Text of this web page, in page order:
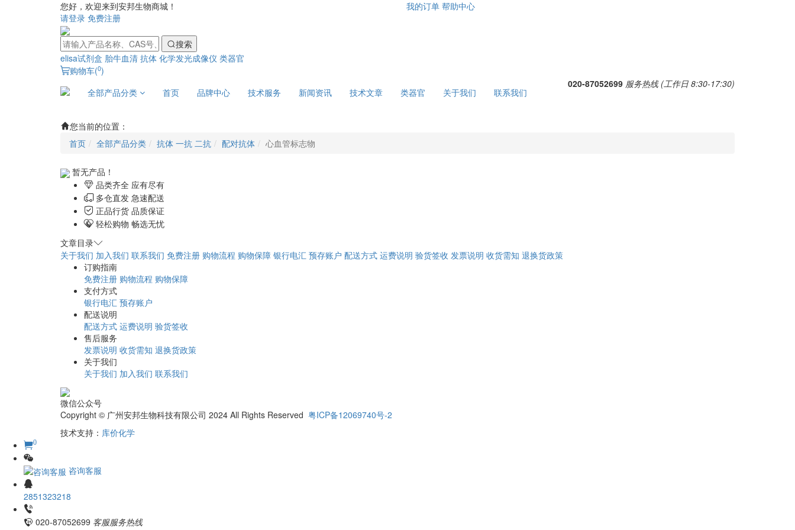
您好，欢迎来到安邦生物商城！
请登录 免费注册
我的订单 帮助中心
搜索
elisa试剂盒 胎牛血清 抗体 化学发光成像仪 类器官
购物车(0)
全部产品分类
首页 品牌中心 技术服务 新闻资讯 技术文章 类器官 关于我们 联系我们
020-87052699 服务热线 (工作日 8:30-17:30)
您当前的位置：
首页
全部产品分类 抗体 一抗 二抗 配对抗体 心血管标志物
暂无产品！
品类齐全 应有尽有
多仓直发 急速配送
正品行货 品质保证
轻松购物 畅选无忧
文章目录
关于我们 加入我们 联系我们 免费注册 购物流程 购物保障 银行电汇 预存账户 配送方式 运费说明 验货签收 发票说明 收货需知 退换货政策
订购指南
免费注册 购物流程 购物保障
支付方式
银行电汇 预存账户
配送说明
配送方式 运费说明 验货签收
售后服务
发票说明 收货需知 退换货政策
关于我们
关于我们 加入我们 联系我们
微信公众号
Copyright © 广州安邦生物科技有限公司 2024 All Rights Reserved 粤ICP备12069740号-2
技术支持： 库价化学
0
咨询客服
2851323218
020-87052699 客服服务热线